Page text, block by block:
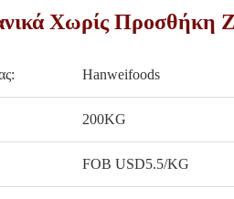
Χωρίς Προσθήκη
Hanweifoods
200KG
FOB USD5.5/KG